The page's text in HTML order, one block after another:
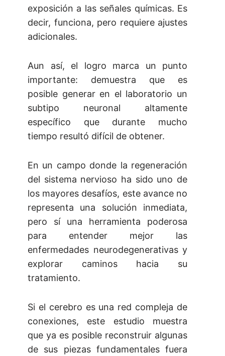
exposición a las señales químicas. Es
decir, funciona, pero requiere ajustes
adicionales.
Aun así, el logro marca un punto
importante: demuestra que es
posible generar en el laboratorio un
subtipo neuronal altamente
específico que durante mucho
tiempo resultó difícil de obtener.
En un campo donde la regeneración
del sistema nervioso ha sido uno de
los mayores desafíos, este avance no
representa una solución inmediata,
pero sí una herramienta poderosa
para entender mejor las
enfermedades neurodegenerativas y
explorar caminos hacia su
tratamiento.
Si el cerebro es una red compleja de
conexiones, este estudio muestra
que ya es posible reconstruir algunas
de sus piezas fundamentales fuera